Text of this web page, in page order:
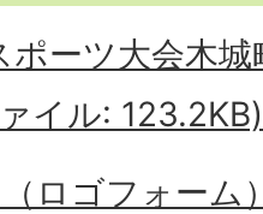
ポーツ大会木
イル: 123.2KB)
ロゴフォーム